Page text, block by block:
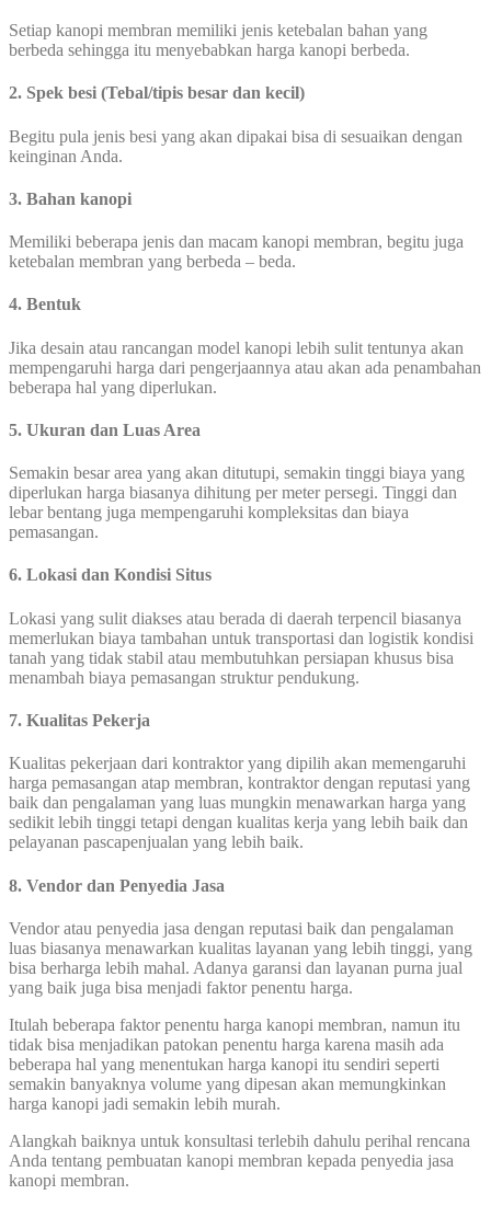
Setiap kanopi membran memiliki jenis ketebalan bahan yang
berbeda sehingga itu menyebabkan harga kanopi berbeda.
2. Spek besi (Tebal/tipis besar dan kecil)
Begitu pula jenis besi yang akan dipakai bisa di sesuaikan dengan
keinginan Anda.
3. Bahan kanopi
Memiliki beberapa jenis dan macam kanopi membran, begitu juga
ketebalan membran yang berbeda – beda.
4. Bentuk
Jika desain atau rancangan model kanopi lebih sulit tentunya akan
mempengaruhi harga dari pengerjaannya atau akan ada penambahan
beberapa hal yang diperlukan.
5. Ukuran dan Luas Area
Semakin besar area yang akan ditutupi, semakin tinggi biaya yang
diperlukan harga biasanya dihitung per meter persegi. Tinggi dan
lebar bentang juga mempengaruhi kompleksitas dan biaya
pemasangan.
6. Lokasi dan Kondisi Situs
Lokasi yang sulit diakses atau berada di daerah terpencil biasanya
memerlukan biaya tambahan untuk transportasi dan logistik kondisi
tanah yang tidak stabil atau membutuhkan persiapan khusus bisa
menambah biaya pemasangan struktur pendukung.
7. Kualitas Pekerja
Kualitas pekerjaan dari kontraktor yang dipilih akan memengaruhi
harga pemasangan atap membran, kontraktor dengan reputasi yang
baik dan pengalaman yang luas mungkin menawarkan harga yang
sedikit lebih tinggi tetapi dengan kualitas kerja yang lebih baik dan
pelayanan pascapenjualan yang lebih baik.
8. Vendor dan Penyedia Jasa
Vendor atau penyedia jasa dengan reputasi baik dan pengalaman
luas biasanya menawarkan kualitas layanan yang lebih tinggi, yang
bisa berharga lebih mahal. Adanya garansi dan layanan purna jual
yang baik juga bisa menjadi faktor penentu harga.
Itulah beberapa faktor penentu harga kanopi membran, namun itu
tidak bisa menjadikan patokan penentu harga karena masih ada
beberapa hal yang menentukan harga kanopi itu sendiri seperti
semakin banyaknya volume yang dipesan akan memungkinkan
harga kanopi jadi semakin lebih murah.
Alangkah baiknya untuk konsultasi terlebih dahulu perihal rencana
Anda tentang pembuatan kanopi membran kepada penyedia jasa
kanopi membran.